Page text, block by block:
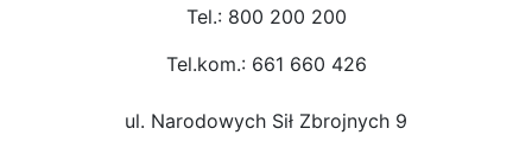
Tel.: 800 200 200
Tel.kom.: 661 660 426
ul. Narodowych Sił Zbrojnych 9